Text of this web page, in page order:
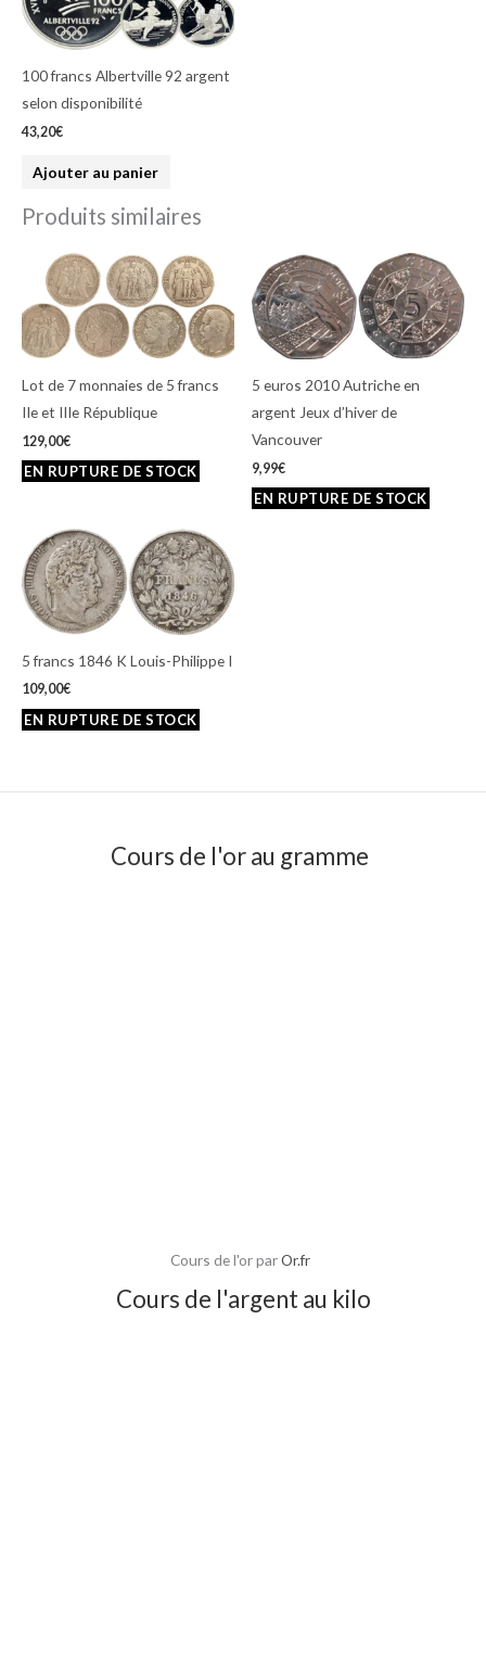
100 francs Albertville 92 argent
selon disponibilité
43,20€
Ajouter au panier
Produits similaires
Lot de 7 monnaies de 5 francs
IIe et IIIe République
129,00€
5 euros 2010 Autriche en
argent Jeux d’hiver de
Vancouver
9,99€
5 francs 1846 K Louis-Philippe I
109,00€
Cours de l'or au gramme
Cours de l'or parOr.fr
Cours de l'argent au kilo